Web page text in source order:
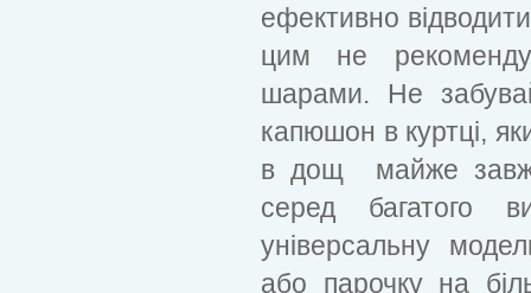
ефективно
цим не
шарами. Не
капюшон в куртці,
в дощ майже
серед багатого
універсальну
або парочку на